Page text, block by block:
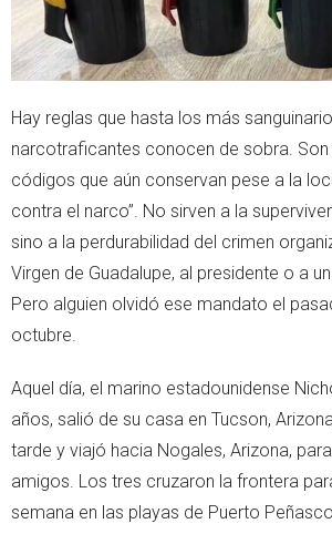
Hay reglas que hasta los más
narcotraficantes conocen de sobra. Son
códigos que aún conservan pese a la
contra el narco”. No sirven a la
sino a la perdurabilidad del crimen
Virgen de Guadalupe, al presidente o a un
Pero alguien olvidó ese mandato el
octubre.
Aquel día, el marino estadounidense
años, salió de su casa en Tucson,
tarde y viajó hacia Nogales, Arizona,
amigos. Los tres cruzaron la frontera
semana en las playas de Puerto